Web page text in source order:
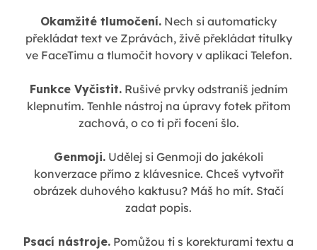
Okamžité tlumočení. Nech si automaticky
překládat text ve Zprávách, živě překládat titulky
ve FaceTimu a tlumočit hovory v aplikaci Telefon.
Funkce Vyčistit.Rušivé prvky odstraníš jedním
klepnutím. Tenhle nástroj na úpravy fotek přitom
zachová, o co ti při focení šlo.
Genmoji. Udělej si Genmoji do jakékoli
konverzace přímo z klávesnice. Chceš vytvořit
obrázek duhového kaktusu? Máš ho mít. Stačí
zadat popis.
Psací nástroje. Pomůžou ti s korekturami textu a